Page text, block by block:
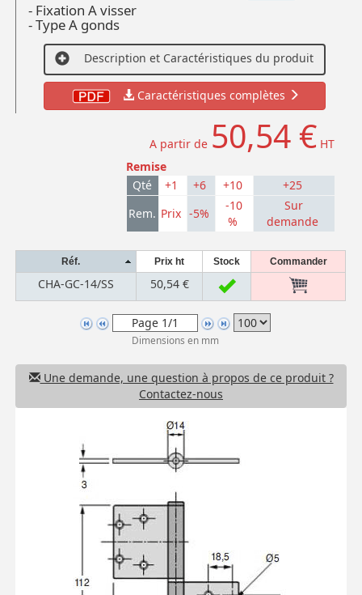
- Fixation A visser
- Type A gonds
Description et Caractéristiques du produit
Caractéristiques complètes
A partir de 50,54 € HT
Remise
Qté
+1 +6 +10
+25
Rem. Prix -5%
-10
%
Sur
demande
Réf. Prix ht Stock Commander
CHA-GC-14/SS 50,54 €
Dimensions en mm
Une demande, une question à propos de ce produit ?
Contactez-nous